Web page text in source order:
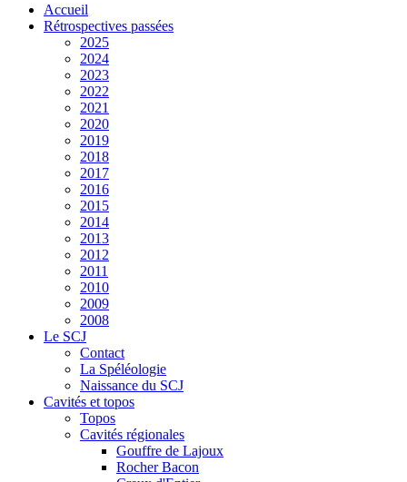
Accueil
Rétrospectives passées
2025
2024
2023
2022
2021
2020
2019
2018
2017
2016
2015
2014
2013
2012
2011
2010
2009
2008
Le SCJ
Contact
La Spéléologie
Naissance du SCJ
Cavités et topos
Topos
Cavités régionales
Gouffre de Lajoux
Rocher Bacon